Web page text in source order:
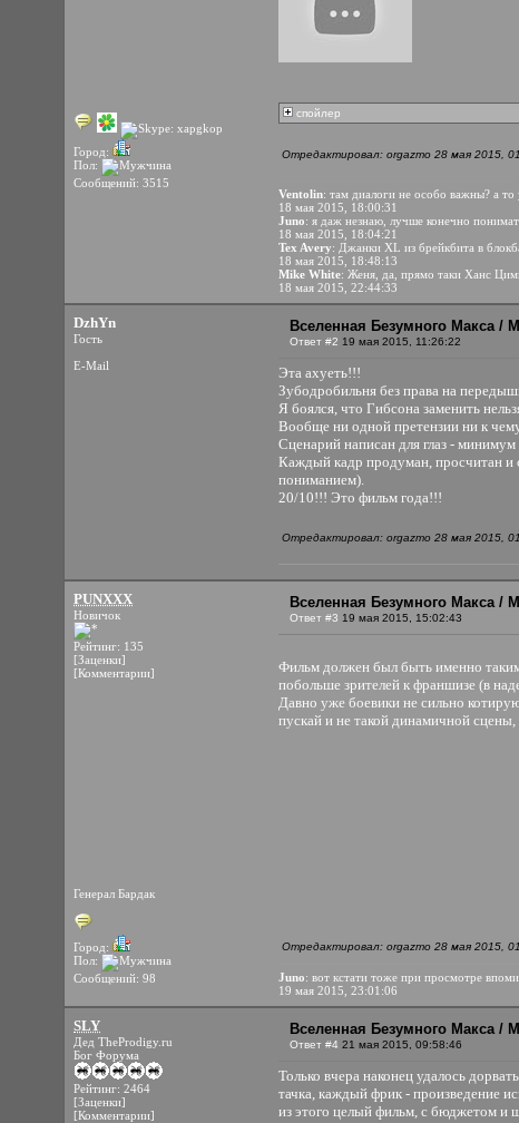
Город:
Пол:
Сообщений: 3515
спойлер
Отредактировал: orgazmo 28 мая 2015,
Ventolin: там диалоги не особо важны? а то
18 мая 2015, 18:00:31
Juno: я даж незнаю, лучше конечно
18 мая 2015, 18:04:21
Tex Avery: Джанки XL из брейкбита в
18 мая 2015, 18:48:13
Mike White: Женя, да, прямо таки Ханс
18 мая 2015, 22:44:33
DzhYn
Гость
E-Mail
Вселенная Безумного Макса /
Ответ #2 19 мая 2015, 11:26:22
Эта ахуеть!!!
Зубодробильня без права на
Я боялся, что Гибсона заменить
Вообще ни одной претензии ни к
Сценарий написан для глаз -
Каждый кадр продуман, просчитан и
пониманием).
20/10!!! Это фильм года!!!
Отредактировал: orgazmo 28 мая 2015,
PUNXXX
Новичок
Рейтинг: 135
[Заценки]
[Комментарии]
Генерал Бардак
Город:
Пол:
Сообщений: 98
Вселенная Безумного Макса /
Ответ #3 19 мая 2015, 15:02:43
Фильм должен был быть именно
побольше зрителей к франшизе (в
Давно уже боевики не сильно
пускай и не такой динамичной
Отредактировал: orgazmo 28 мая 2015,
Juno: вот кстати тоже при просмотре
19 мая 2015, 23:01:06
SLY
Дед TheProdigy.ru
Бог Форума
Рейтинг: 2464
[Заценки]
[Комментарии]
Вселенная Безумного Макса /
Ответ #4 21 мая 2015, 09:58:46
Только вчера наконец удалось
тачка, каждый фрик - произведение
из этого целый фильм, с бюджетом и